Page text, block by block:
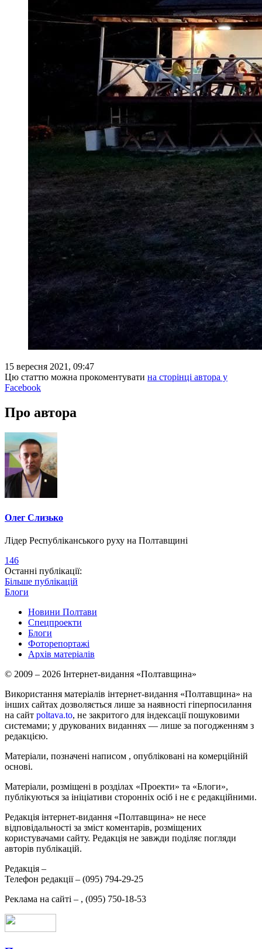
15 вересня 2021, 09:47
Цю статтю можна прокоментувати на сторінці автора у
Facebook
Про автора
Олег Слизько
Лідер Республіканського руху на Полтавщині
146
Останні публікації:
Більше публікацій
Блоги
Новини Полтави
Спецпроекти
Блоги
Фоторепортажі
Архів матеріалів
© 2009 – 2026 Інтернет-видання «Полтавщина»
Використання матеріалів інтернет-видання «Полтавщина» на
інших сайтах дозволяється лише за наявності гіперпосилання
на сайт poltava.to, не закритого для індексації пошуковими
системами; у друкованих виданнях — лише за погодженням з
редакцією.
Матеріали, позначені написом , опубліковані на комерційній
основі.
Матеріали, розміщені в розділах «Проекти» та «Блоги»,
публікуються за ініціативи сторонніх осіб і не є редакційними.
Редакція інтернет-видання «Полтавщина» не несе
відповідальності за зміст коментарів, розміщених
користувачами сайту. Редакція не завжди поділяє погляди
авторів публікацій.
Редакція –
Телефон редакції – (095) 794-29-25
Реклама на сайті – , (095) 750-18-53